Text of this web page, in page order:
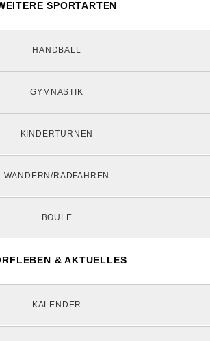
SPORTARTEN
HANDBALL
GYMNASTIK
KINDERTURNEN
WANDERN/RADFAHREN
BOULE
& AKTUELLES
KALENDER